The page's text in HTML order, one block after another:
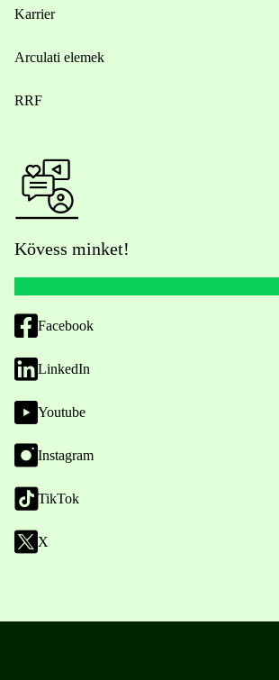
Karrier
Arculati elemek
RRF
Kövess minket!
Facebook
LinkedIn
Youtube
Instagram
TikTok
X